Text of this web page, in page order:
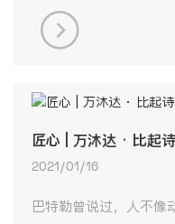
身影。
匠心 | 万沐达 · 比起
2021/01/16
巴特勒曾说过，人不像